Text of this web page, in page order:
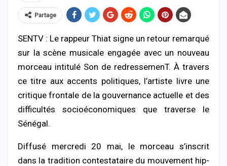
Partage
SENTV : Le rappeur Thiat signe un retour remarqué
sur la scène musicale engagée avec un nouveau
morceau intitulé Son de redressemenT. À travers
ce titre aux accents politiques, l’artiste livre une
critique frontale de la gouvernance actuelle et des
difficultés socioéconomiques que traverse le
Sénégal.
Diffusé mercredi 20 mai, le morceau s’inscrit
dans la tradition contestataire du mouvement hip-